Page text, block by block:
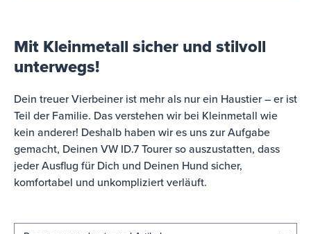
Mit Kleinmetall sicher und stilvoll
unterwegs!
Dein treuer Vierbeiner ist mehr als nur ein Haustier – er ist
Teil der Familie. Das verstehen wir bei Kleinmetall wie
kein anderer! Deshalb haben wir es uns zur Aufgabe
gemacht, Deinen VW ID.7 Tourer so auszustatten, dass
jeder Ausflug für Dich und Deinen Hund sicher,
komfortabel und unkompliziert verläuft.